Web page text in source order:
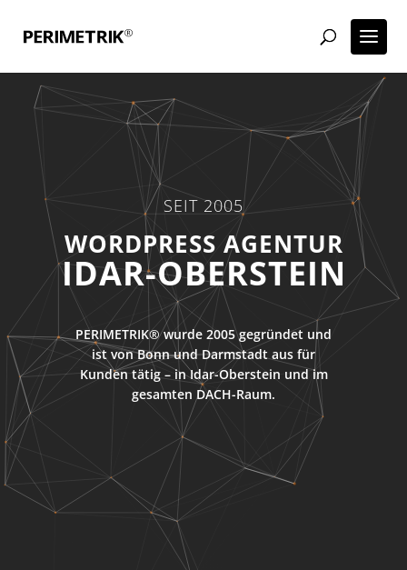
SEIT 2005
ECOMMERCE AGENTUR
IDAR-OBERSTEIN
PERIMETRIK® wurde 2005 gegründet und
ist von Bonn und Darmstadt aus für
Kunden tätig – in Idar-Oberstein und im
gesamten DACH-Raum.